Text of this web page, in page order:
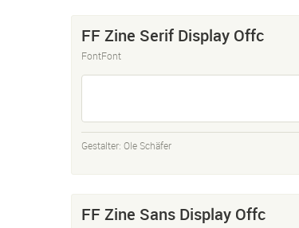
FF Zine Serif Display Offc
FontFont
Gestalter: Ole Schäfer
FF Zine Sans Display Offc